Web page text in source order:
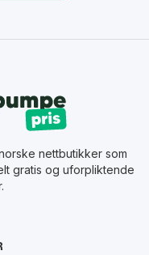
nettbutikker som
gratis og uforpliktende